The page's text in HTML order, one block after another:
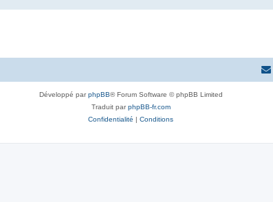
Développé parphpBB® Forum Software © phpBB Limited
Traduit parphpBB-fr.com
Confidentialité | Conditions